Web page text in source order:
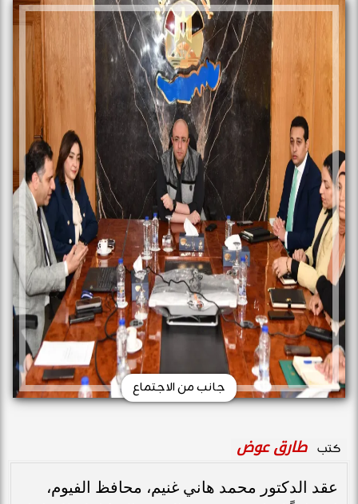
جانب من الاجتماع
كتب طارق عوض
عقد الدكتور محمد هاني غنيم، محافظ الفيوم،